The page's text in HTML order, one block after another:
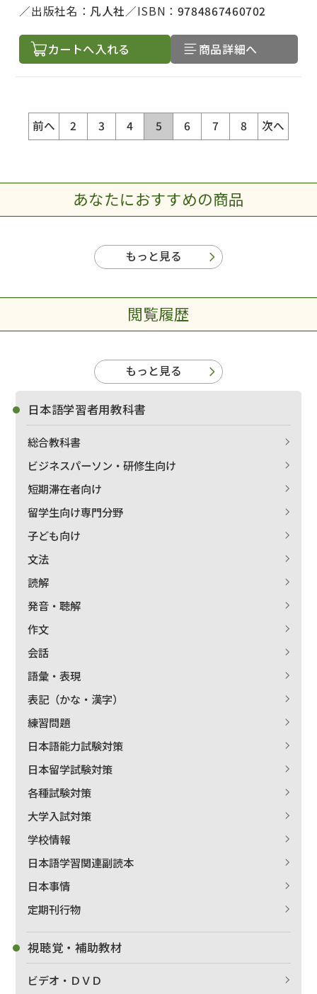
出版社名： 凡人社 ISBN： 9784867460702
カートへ入れる 商品詳細へ
前へ 2 3 4 5 6 7 8 次へ
あなたにおすすめの商品
もっと見る
閲覧履歴
もっと見る
日本語学習者用教科書
総合教科書
ビジネスパーソン・研修生向け
短期滞在者向け
留学生向け専門分野
子ども向け
文法
読解
発音・聴解
作文
会話
語彙・表現
表記（かな・漢字）
練習問題
日本語能力試験対策
日本留学試験対策
各種試験対策
大学入試対策
学校情報
日本語学習関連副読本
日本事情
定期刊行物
視聴覚・補助教材
ビデオ・ＤＶＤ